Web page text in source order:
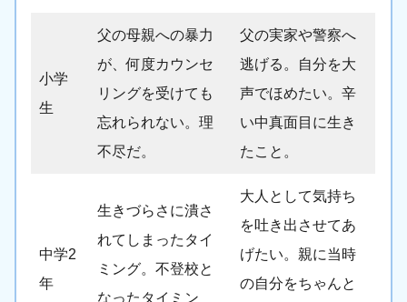
小学
生
父の母親への暴力
が、何度カウンセ
リングを受けても
忘れられない。理
不尽だ。
父の実家や警察へ
逃げる。自分を大
声でほめたい。辛
い中真面目に生き
たこと。
中学2
年
生きづらさに潰さ
れてしまったタイ
ミング。不登校と
なったタイミン
大人として気持ち
を吐き出させてあ
げたい。親に当時
の自分をちゃんと